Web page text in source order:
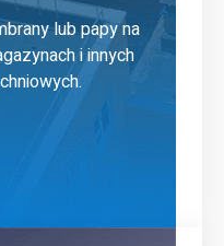
lub papy na
i innych